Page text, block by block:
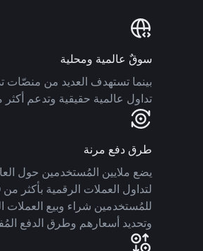
سوقٌ عالمية ومحلية
تداول عالمية حقيقية وتدعم أكثر من 70 عملة
طرق دفع مرنة
للمُستخدمين شراء وبيع العملات
وتحديد أسعارهم وطرق الدفع